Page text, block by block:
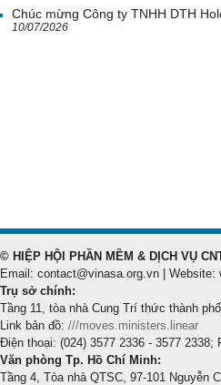
Chúc mừng Công ty TNHH DTH
10/07/2026
© HIỆP HỘI PHẦN MỀM & DỊCH VỤ
Email: contact@vinasa.org.vn | Website:
Trụ sở chính:
Tầng 11, tòa nhà Cung Trí thức thành
Link bản đồ: ///moves.ministers.linear
Điện thoại: (024) 3577 2336 - 3577 2338;
Văn phòng Tp. Hồ Chí Minh:
Tầng 4, Tòa nhà QTSC, 97-101 Nguyễn